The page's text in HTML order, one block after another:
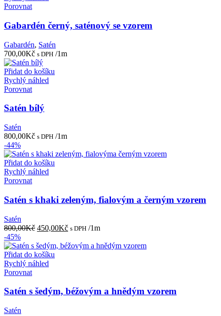
Porovnat
Gabardén černý, saténový se vzorem
Gabardén, Satén
700,00Kč s DPH /1m
Přidat do košíku
Rychlý náhled
Porovnat
Satén bílý
Satén
800,00Kč s DPH /1m
-44%
Přidat do košíku
Rychlý náhled
Porovnat
Satén s khaki zeleným, fialovým a černým vzorem
Satén
800,00Kč Původní
byla:
800,00Kč.
450,00KčAktuální
je:
s DPH /1m
-45%
Přidat do košíku
Rychlý náhled
Porovnat
Satén s šedým, béžovým a hnědým vzorem
Satén